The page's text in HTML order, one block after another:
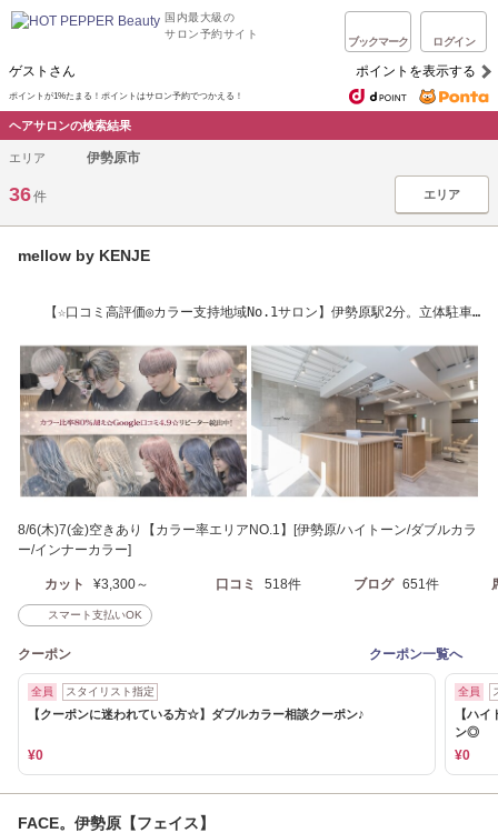
国内最大級の
サロン予約サイト
ブックマーク ログイン
ゲストさん ポイントを表示する
ポイントが1%たまる！ポイントはサロン予約でつかえる！
ヘアサロンの検索結果
エリア 伊勢原市
36件 エリア
mellow by KENJE
【☆口コミ高評価◎カラー支持地域No.1サロン】伊勢原駅2分。立体駐車
8/6(木)7(金)空きあり【カラー率エリアNO.1】[伊勢原/ハイトーン/ダブルカラ
ー/インナーカラー]
カット ¥3,300～ 口コミ 518件 ブログ 651件
スマート支払いOK
クーポン クーポン一覧へ
全員 スタイリスト指定
【クーポンに迷われている方☆】ダブルカラー相談クーポン♪
¥0
全員
【ハ
ン◎
¥0
FACE。伊勢原【フェイス】